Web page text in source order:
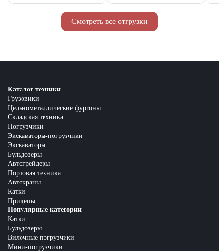
Смотреть все отгрузки
Каталог техники
Грузовики
Цельнометаллические фургоны
Складская техника
Погрузчики
Экскаваторы-погрузчики
Экскаваторы
Бульдозеры
Автогрейдеры
Портовая техника
Автокраны
Катки
Прицепы
Популярные категории
Катки
Бульдозеры
Вилочные погрузчики
Мини-погрузчики